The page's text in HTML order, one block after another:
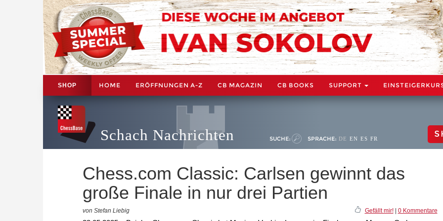
SHOP HOME ERÖFFNUNGEN A-Z CB MAGAZIN CB BOOKS SUPPORT
Schach Nachrichten SUCHE: SPRACHE: DE EN ES FR
Chess.com Classic: Carlsen gewinnt das
große Finale in nur drei Partien
von Stefan Liebig Gefällt mir!| 0 Kommentare